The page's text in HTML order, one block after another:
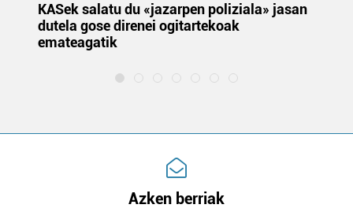
KASek salatu du «jazarpen poliziala» jasan
dutela gose direnei ogitartekoak
emateagatik
Azken berriak